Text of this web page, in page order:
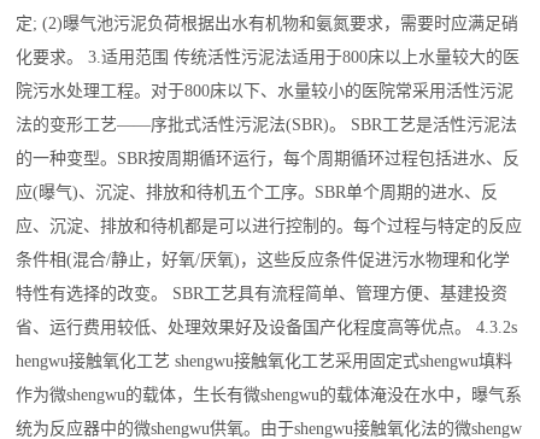
定; (2)曝气池污泥负荷根据出水有机物和氨氮要求，需要时应满足硝
化要求。 3.适用范围 传统活性污泥法适用于800床以上水量较大的医
院污水处理工程。对于800床以下、水量较小的医院常采用活性污泥
法的变形工艺——序批式活性污泥法(SBR)。 SBR工艺是活性污泥法
的一种变型。SBR按周期循环运行，每个周期循环过程包括进水、反
应(曝气)、沉淀、排放和待机五个工序。SBR单个周期的进水、反
应、沉淀、排放和待机都是可以进行控制的。每个过程与特定的反应
条件相(混合/静止，好氧/厌氧)，这些反应条件促进污水物理和化学
特性有选择的改变。 SBR工艺具有流程简单、管理方便、基建投资
省、运行费用较低、处理效果好及设备国产化程度高等优点。 4.3.2s
hengwu接触氧化工艺 shengwu接触氧化工艺采用固定式shengwu填料
作为微shengwu的载体，生长有微shengwu的载体淹没在水中，曝气系
统为反应器中的微shengwu供氧。由于shengwu接触氧化法的微shengw